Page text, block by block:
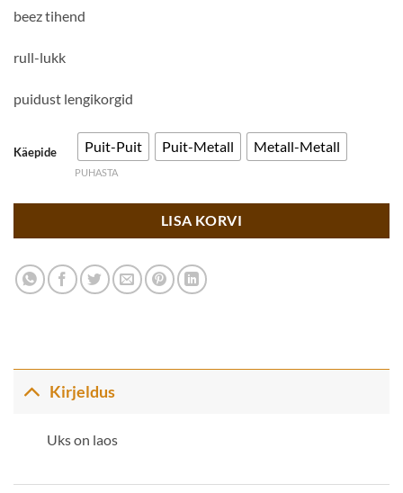
beez tihend
rull-lukk
puidust lengikorgid
Käepide Puit-Puit Puit-Metall Metall-Metall
PUHASTA
LISA KORVI
Kirjeldus
Uks on laos